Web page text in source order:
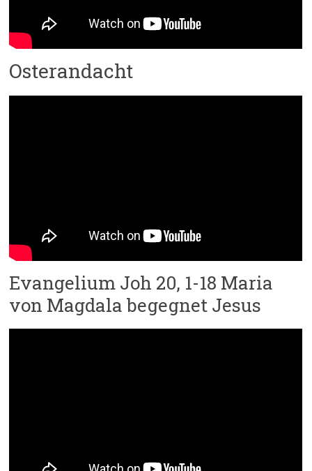
Osterandacht
Evangelium Joh 20, 1-18 Maria
von Magdala begegnet Jesus